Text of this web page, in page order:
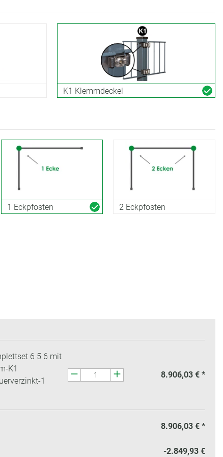
K1 Klemmdeckel
1 Eckpfosten 2 Eckpfosten
6 5 6 mit
K1
1
8.906,03 € *
8.906,03 € *
-2.849,93 €